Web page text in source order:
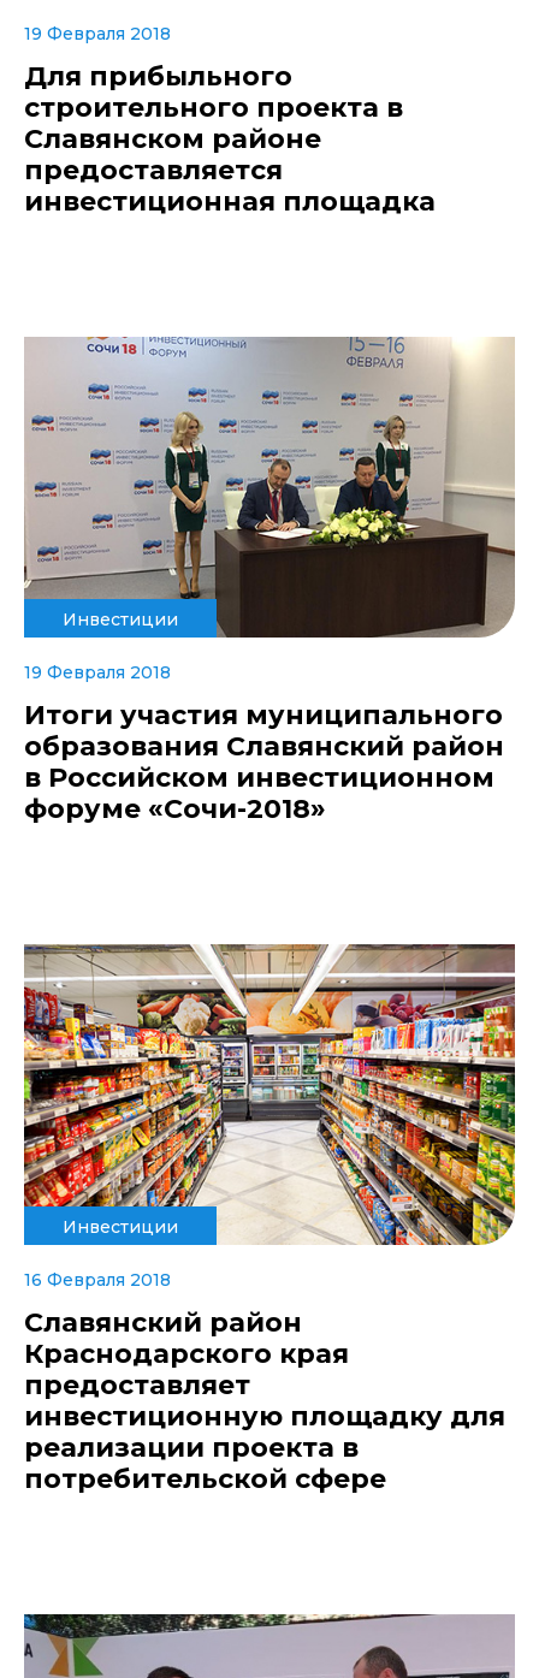
19 Февраля 2018
Для прибыльного
строительного проекта в
Славянском районе
предоставляется
инвестиционная площадка
Инвестиции
19 Февраля 2018
Итоги участия муниципального
образования Славянский район
в Российском инвестиционном
форуме «Сочи-2018»
Инвестиции
16 Февраля 2018
Славянский район
Краснодарского края
предоставляет
инвестиционную площадку для
реализации проекта в
потребительской сфере